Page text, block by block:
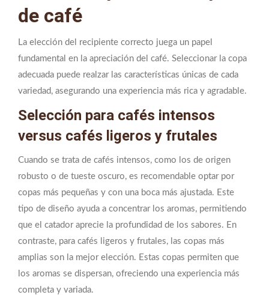
de café
La elección del recipiente correcto juega un papel
fundamental en la apreciación del café. Seleccionar la copa
adecuada puede realzar las características únicas de cada
variedad, asegurando una experiencia más rica y agradable.
Selección para cafés intensos
versus cafés ligeros y frutales
Cuando se trata de cafés intensos, como los de origen
robusto o de tueste oscuro, es recomendable optar por
copas más pequeñas y con una boca más ajustada. Este
tipo de diseño ayuda a concentrar los aromas, permitiendo
que el catador aprecie la profundidad de los sabores. En
contraste, para cafés ligeros y frutales, las copas más
amplias son la mejor elección. Estas copas permiten que
los aromas se dispersan, ofreciendo una experiencia más
completa y variada.